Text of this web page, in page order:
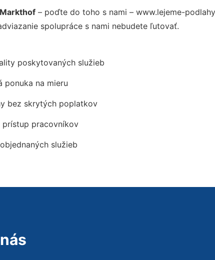
– poďte do toho s nami – www.lejeme-
spolupráce s nami nebudete ľutovať.
poskytovaných služieb
ponuka na mieru
bez skrytých poplatkov
pracovníkov
služieb